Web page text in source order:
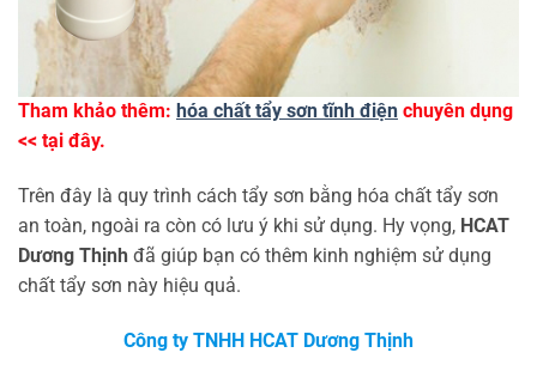
Tham khảo thêm: hóa chất tẩy sơn tĩnh điện chuyên dụng
<< tại đây.
Trên đây là quy trình cách tẩy sơn bằng hóa chất tẩy sơn
an toàn, ngoài ra còn có lưu ý khi sử dụng. Hy vọng, HCAT
Dương Thịnh đã giúp bạn có thêm kinh nghiệm sử dụng
chất tẩy sơn này hiệu quả.
Công ty TNHH HCAT Dương Thịnh